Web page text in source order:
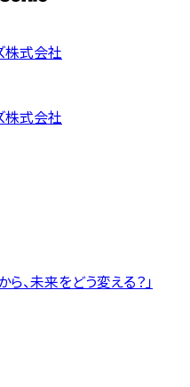
株式会社
株式会社
ら、未来をどう変える？」